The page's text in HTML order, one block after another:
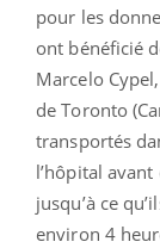
pour les
ont bénéficié
Marcelo
de Toronto
transportés
l’hôpital
jusqu’à ce
environ 4